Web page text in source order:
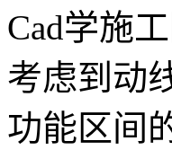
Cad学施
考虑到动
功能区间